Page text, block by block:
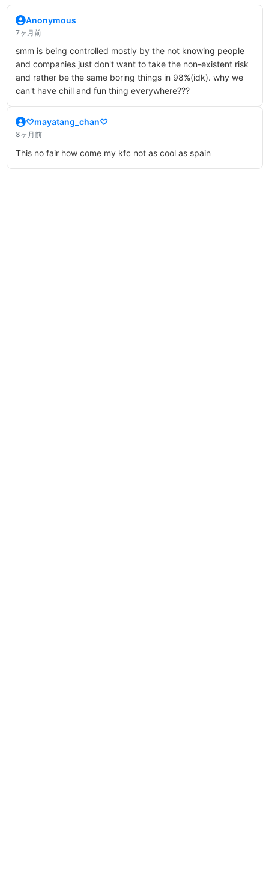
Anonymous
7ヶ月前
smm is being controlled mostly by the not knowing people
and companies just don't want to take the non-existent risk
and rather be the same boring things in 98%(idk). why we
can't have chill and fun thing everywhere???
♡mayatang_chan♡
8ヶ月前
This no fair how come my kfc not as cool as spain